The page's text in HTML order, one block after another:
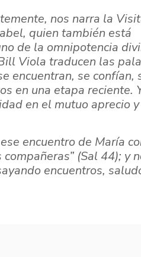
nos narra la
quien también está
de la omnipotencia
Viola traducen las
encuentran, se confían,
en una etapa reciente.
en el mutuo aprecio y
encuentro de María
(Sal 44); y
encuentros,